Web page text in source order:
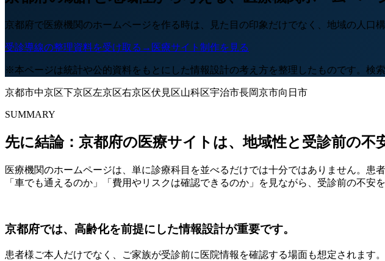
京都府で医療機関のホームページを作る時は、見た目の印象だけでなく、地域の人口
受診導線の整理資料を受け取る → 医療サイト制作を見る
※本ページは統計や公的資料をもとにした情報設計の考え方を整理したものです。検
京都市中京区下京区左京区右京区伏見区山科区宇治市長岡京市向日市
SUMMARY
先に結論：京都府の医療サイトは、地域性と受診前の不
医療機関のホームページは、単に診療科目を並べるだけでは十分ではありません。患
「車でも通えるのか」「費用やリスクは確認できるのか」を見ながら、受診前の不安
京都府では、高齢化を前提にした情報設計が重要です。
患者様ご本人だけでなく、ご家族が受診前に医院情報を確認する場面も想定されます